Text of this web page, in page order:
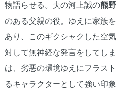
物語らせる。夫の河上誠の熊
のある父親の役。ゆえに家族
あり、このギクシャクした空
対して無神経な発言をしてし
は、劣悪の環境ゆえにフラス
るキャラクターとして強い印